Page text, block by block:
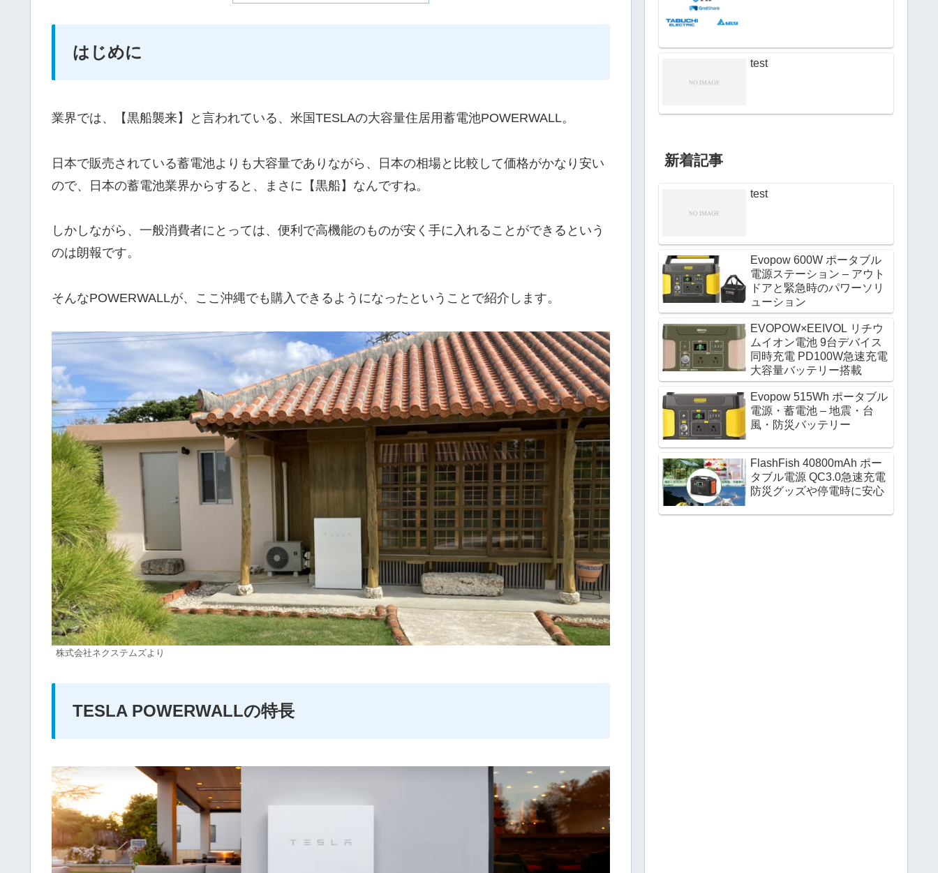
はじめに
業界では、【黒船襲来】と言われている、米国TESLAの大容量住居用蓄電池POWERWALL。
日本で販売されている蓄電池よりも大容量でありながら、日本の相場と比較して価格がかなり安い
ので、日本の蓄電池業界からすると、まさに【黒船】なんですね。
しかしながら、一般消費者にとっては、便利で高機能のものが安く手に入れることができるという
のは朗報です。
そんなPOWERWALLが、ここ沖縄でも購入できるようになったということで紹介します。
株式会社ネクステムズより
TESLA POWERWALLの特長
test
新着記事
test
Evopow 600W ポータブル
電源ステーション – アウト
ドアと緊急時のパワーソリ
ューション
EVOPOW×EEIVOL リチウ
ムイオン電池 9台デバイス
同時充電 PD100W急速充電
大容量バッテリー搭載
Evopow 515Wh ポータブル
電源・蓄電池 – 地震・台
風・防災バッテリー
FlashFish 40800mAh ポー
タブル電源 QC3.0急速充電
防災グッズや停電時に安心